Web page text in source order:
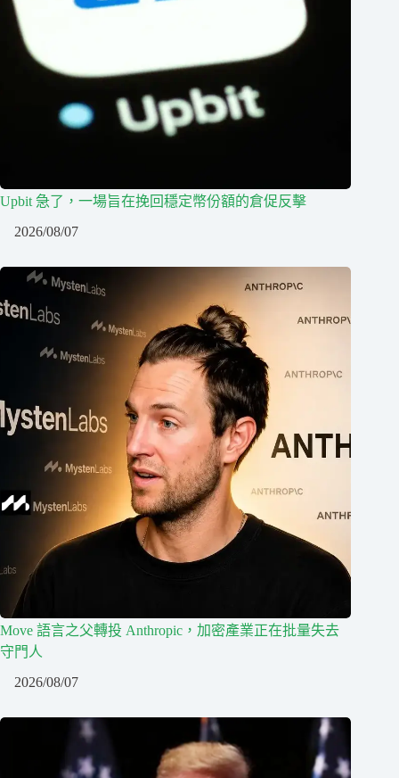
Upbit 急了，一場旨在挽回穩定幣份額的倉促反擊
2026/08/07
Move 語言之父轉投 Anthropic，加密產業正在批量失去
守門人
2026/08/07